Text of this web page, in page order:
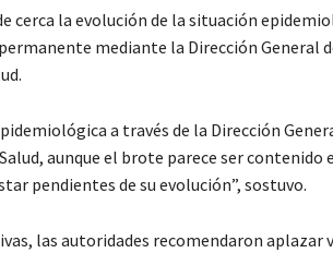
cerca la evolución de la situación
mediante la Dirección General
a través de la Dirección
aunque el brote parece ser contenido
pendientes de su evolución”, sostuvo.
las autoridades recomendaron aplazar